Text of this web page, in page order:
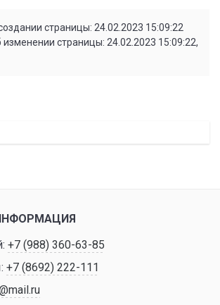
страницы: 24.02.2023 15:09:22
страницы: 24.02.2023 15:09:22,
+7 (988) 360-63-85
+7 (8692) 222-111